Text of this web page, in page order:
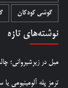
گوشی کودکان
نوشته‌های تازه
مبل در زیرشیروانی؛
ترمز پله آلومینیومی